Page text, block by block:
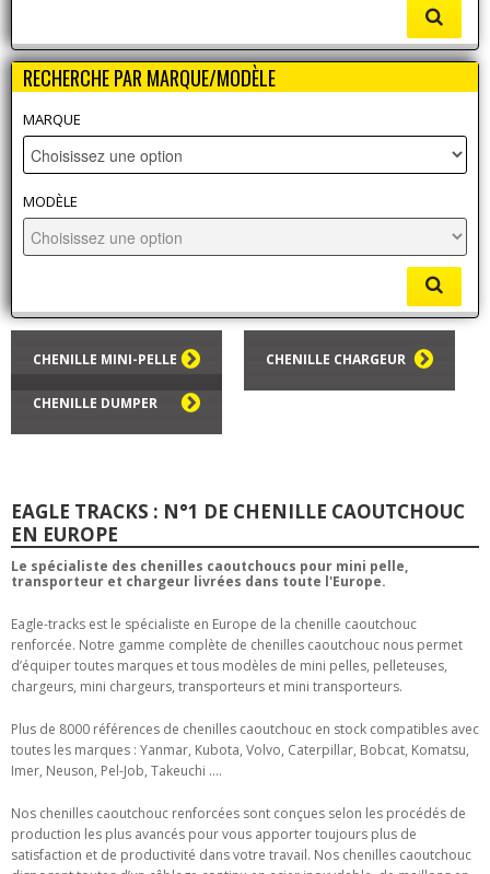
RECHERCHE PAR MARQUE/MODÈLE
MARQUE
MODÈLE
CHENILLE MINI-PELLE CHENILLE CHARGEUR
CHENILLE DUMPER
EAGLE TRACKS : N°1 DE CHENILLE CAOUTCHOUC
EN EUROPE
Le spécialiste des chenilles caoutchoucs pour mini pelle,
transporteur et chargeur livrées dans toute l'Europe.
Eagle-tracks est le spécialiste en Europe de la chenille caoutchouc
renforcée. Notre gamme complète de chenilles caoutchouc nous permet
d’équiper toutes marques et tous modèles de mini pelles, pelleteuses,
chargeurs, mini chargeurs, transporteurs et mini transporteurs.
Plus de 8000 références de chenilles caoutchouc en stock compatibles avec
toutes les marques : Yanmar, Kubota, Volvo, Caterpillar, Bobcat, Komatsu,
Imer, Neuson, Pel-Job, Takeuchi ....
Nos chenilles caoutchouc renforcées sont conçues selon les procédés de
production les plus avancés pour vous apporter toujours plus de
satisfaction et de productivité dans votre travail. Nos chenilles caoutchouc